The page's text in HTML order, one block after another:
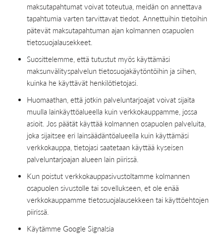
maksutapahtumat voivat toteutua, meidän on annettava
tapahtumia varten tarvittavat tiedot. Annettuihin tietoihin
pätevät maksutapahtuman ajan kolmannen osapuolen
tietosuojalausekkeet.
Suosittelemme, että tutustut myös käyttämäsi
maksunvälityspalvelun tietosuojakäytöntöihin ja siihen,
kuinka he käyttävät henkilötietojasi.
Huomaathan, että jotkin palveluntarjoajat voivat sijaita
muulla lainkäyttöalueella kuin verkkokauppamme, jossa
asioit. Jos päätät käyttää kolmannen osapuolen palveluita,
joka sijaitsee eri lainsäädäntöalueella kuin käyttämäsi
verkkokauppa, tietojasi saatetaan käyttää kyseisen
palveluntarjoajan alueen lain piirissä.
Kun poistut verkkokauppasivustoltamme kolmannen
osapuolen sivustolle tai sovellukseen, et ole enää
verkkokauppamme tietosuojalausekkeen tai käyttöehtojen
piirissä.
Käytämme Google Signalsia